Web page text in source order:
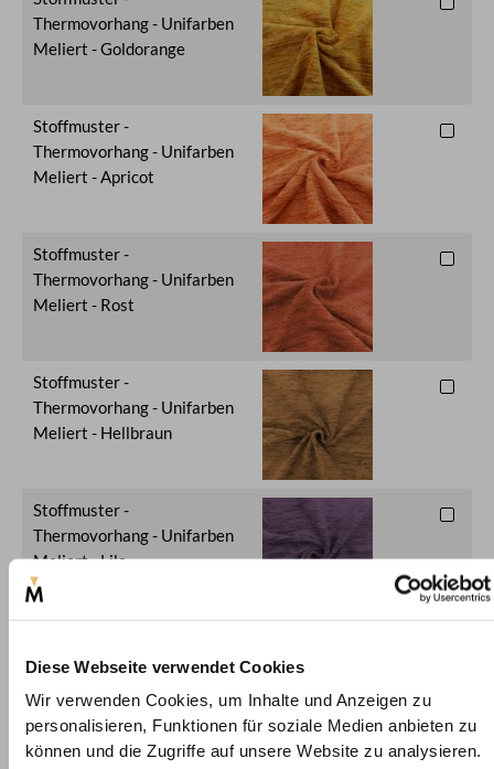
Diese Webseite verwendet Cookies
Wir verwenden Cookies, um Inhalte und Anzeigen zu
personalisieren, Funktionen für soziale Medien anbieten zu
können und die Zugriffe auf unsere Website zu analysieren.
Thermovorhang - Unifarben
Meliert - Goldorange
Stoffmuster -
Thermovorhang - Unifarben
Meliert - Apricot
Stoffmuster -
Thermovorhang - Unifarben
Meliert - Rost
Stoffmuster -
Thermovorhang - Unifarben
Meliert - Hellbraun
Stoffmuster -
Thermovorhang - Unifarben
Meliert - Lila
Thermovorhang - Unifarben